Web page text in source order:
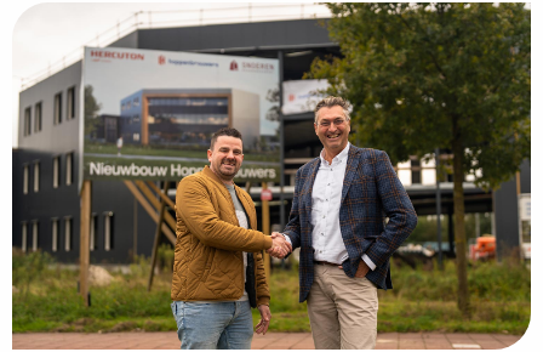
Bekijk
Hoogste
punt
innovatieve
nieuwbouw
Hoppenbrouwers
Dongen
bereikt